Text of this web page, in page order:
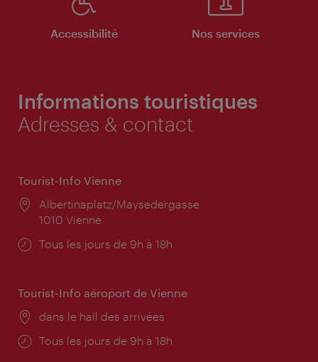
Accessibilité Nos services
Informations touristiques
Adresses & contact
Tourist-Info Vienne
Lieu:
Albertinaplatz/Maysedergasse
1010 Vienne
Horaires
Tous les jours de 9h à 18h
Tourist-Info aéroport de Vienne
Lieu:
dans le hall des arrivées
Horaires
Tous les jours de 9h à 18h